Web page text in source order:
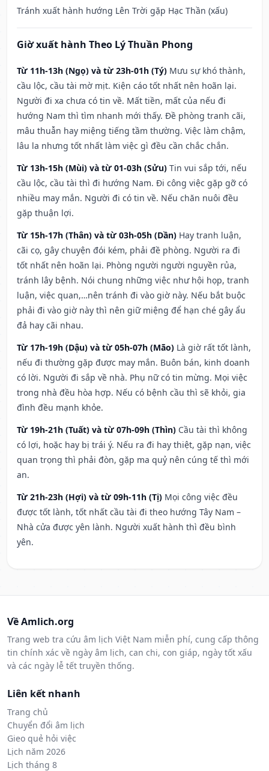
Tránh xuất hành hướng Lên Trời gặp Hạc Thần (xấu)
Giờ xuất hành Theo Lý Thuần Phong
Từ 11h-13h (Ngọ) và từ 23h-01h (Tý) Mưu sự khó thành,
cầu lộc, cầu tài mờ mịt. Kiện cáo tốt nhất nên hoãn lại.
Người đi xa chưa có tin về. Mất tiền, mất của nếu đi
hướng Nam thì tìm nhanh mới thấy. Đề phòng tranh cãi,
mâu thuẫn hay miệng tiếng tầm thường. Việc làm chậm,
lâu la nhưng tốt nhất làm việc gì đều cần chắc chắn.
Từ 13h-15h (Mùi) và từ 01-03h (Sửu) Tin vui sắp tới, nếu
cầu lộc, cầu tài thì đi hướng Nam. Đi công việc gặp gỡ có
nhiều may mắn. Người đi có tin về. Nếu chăn nuôi đều
gặp thuận lợi.
Từ 15h-17h (Thân) và từ 03h-05h (Dần) Hay tranh luận,
cãi cọ, gây chuyện đói kém, phải đề phòng. Người ra đi
tốt nhất nên hoãn lại. Phòng người người nguyền rủa,
tránh lây bệnh. Nói chung những việc như hội họp, tranh
luận, việc quan,…nên tránh đi vào giờ này. Nếu bắt buộc
phải đi vào giờ này thì nên giữ miệng để hạn ché gây ẩu
đả hay cãi nhau.
Từ 17h-19h (Dậu) và từ 05h-07h (Mão) Là giờ rất tốt lành,
nếu đi thường gặp được may mắn. Buôn bán, kinh doanh
có lời. Người đi sắp về nhà. Phụ nữ có tin mừng. Mọi việc
trong nhà đều hòa hợp. Nếu có bệnh cầu thì sẽ khỏi, gia
đình đều mạnh khỏe.
Từ 19h-21h (Tuất) và từ 07h-09h (Thìn) Cầu tài thì không
có lợi, hoặc hay bị trái ý. Nếu ra đi hay thiệt, gặp nạn, việc
quan trọng thì phải đòn, gặp ma quỷ nên cúng tế thì mới
an.
Từ 21h-23h (Hợi) và từ 09h-11h (Tị) Mọi công việc đều
được tốt lành, tốt nhất cầu tài đi theo hướng Tây Nam –
Nhà cửa được yên lành. Người xuất hành thì đều bình
yên.
Về Amlich.org
Trang web tra cứu âm lịch Việt Nam miễn phí, cung cấp thông
tin chính xác về ngày âm lịch, can chi, con giáp, ngày tốt xấu
và các ngày lễ tết truyền thống.
Liên kết nhanh
Trang chủ
Chuyển đổi âm lịch
Gieo quẻ hỏi việc
Lịch năm 2026
Lịch tháng 8